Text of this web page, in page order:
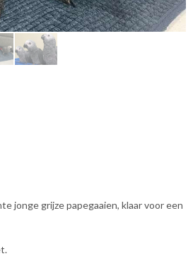
jonge grijze papegaaien, klaar voor een